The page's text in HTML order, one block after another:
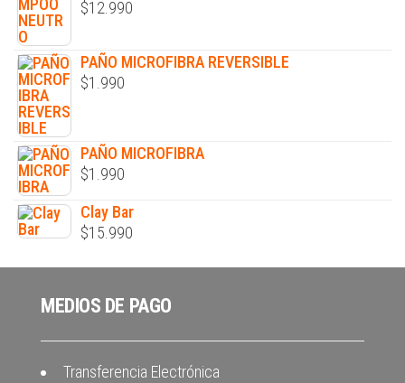
$12.990
PAÑO MICROFIBRA REVERSIBLE
$1.990
PAÑO MICROFIBRA
$1.990
Clay Bar
$15.990
MEDIOS DE PAGO
Transferencia Electrónica